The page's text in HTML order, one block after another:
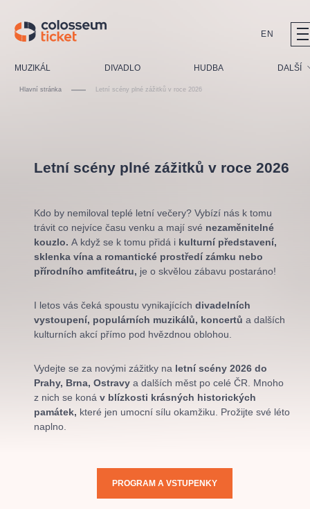
MUZIKÁL DIVADLO HUDBA DALŠÍ
Ostatní
EN
Hlavní stránka Letní scény plné zážitků v roce 2026
Letní scény plné zážitků v roce 2026
Kdo by nemiloval teplé letní večery? Vybízí nás k tomu
trávit co nejvíce času venku a mají své nezaměnitelné
kouzlo. A když se k tomu přidá i kulturní představení,
sklenka vína a romantické prostředí zámku nebo
přírodního amfiteátru, je o skvělou zábavu postaráno!
I letos vás čeká spoustu vynikajících divadelních
vystoupení, populárních muzikálů, koncertů a dalších
kulturních akcí přímo pod hvězdnou oblohou.
Vydejte se za novými zážitky na letní scény 2026 do
Prahy, Brna, Ostravy a dalších měst po celé ČR. Mnoho
z nich se koná v blízkosti krásných historických
památek, které jen umocní sílu okamžiku. Prožijte své léto
naplno.
PROGRAM A VSTUPENKY
s.r.o.
Ostatní hledají
muzikálypraha
divadlopraha
filmováhudba státníopera rudolfinum muzikál